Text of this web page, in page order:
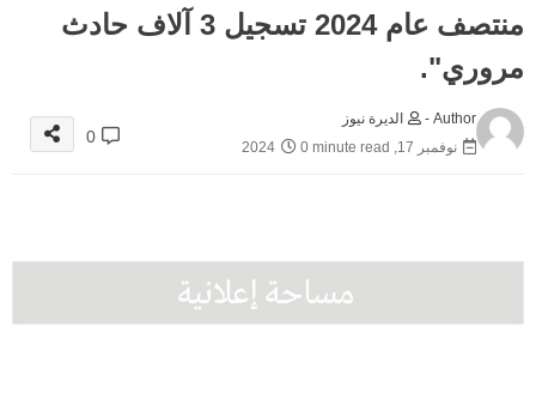
منتصف عام 2024 تسجيل 3 آلاف حادث
مروري".
Author -
الديرة نيوز
نوفمبر 17, 2024
0 minute read
0